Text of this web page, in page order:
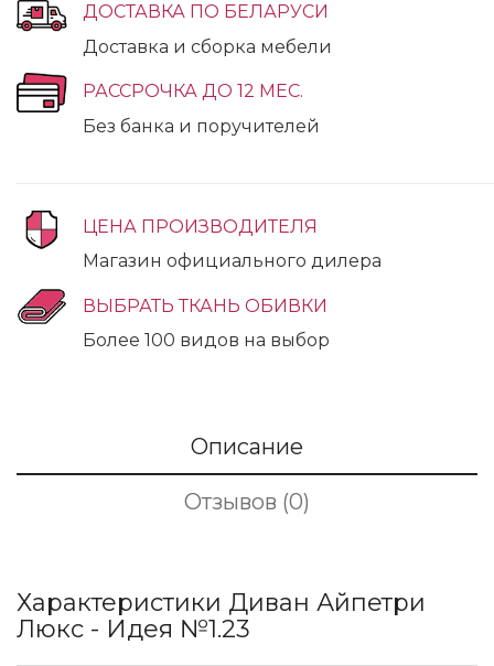
ДОСТАВКА ПО БЕЛАРУСИ
Доставка и сборка мебели
РАССРОЧКА ДО 12 МЕС.
Без банка и поручителей
ЦЕНА ПРОИЗВОДИТЕЛЯ
Магазин официального дилера
ВЫБРАТЬ ТКАНЬ ОБИВКИ
Более 100 видов на выбор
Описание
Отзывов (0)
Характеристики Диван Айпетри
Люкс - Идея №1.23